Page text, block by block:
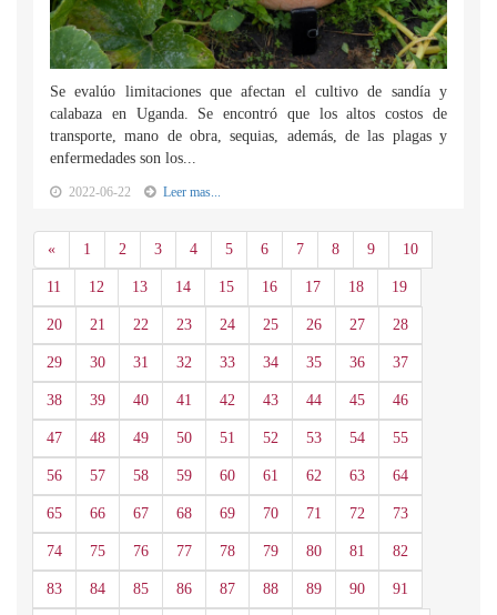
Se evalúo limitaciones que afectan el cultivo de sandía y
calabaza en Uganda. Se encontró que los altos costos de
transporte, mano de obra, sequias, además, de las plagas y
enfermedades son los...
2022-06-22 Leer mas...
«Anterior
1 2 3 4 5 6 7 8 9 10
11 12 13 14 15 16 17 18 19
20 21 22 23 24 25 26 27 28
29 30 31 32 33 34 35 36 37
38 39 40 41 42 43 44 45 46
47 48 49 50 51 52 53 54 55
56 57 58 59 60 61 62 63 64
65 66 67 68 69 70 71 72 73
74 75 76 77 78 79 80 81 82
83 84 85 86 87 88 89 90 91